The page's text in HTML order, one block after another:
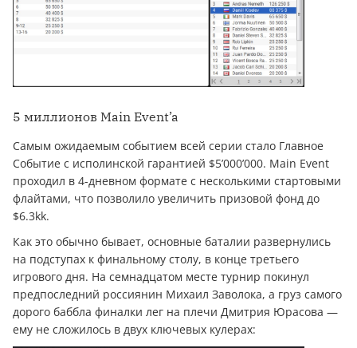
5 миллионов Main Event’a
Самым ожидаемым событием всей серии стало Главное
Событие с исполинской гарантией $5’000’000. Main Event
проходил в 4-дневном формате с несколькими стартовыми
флайтами, что позволило увеличить призовой фонд до
$6.3kk.
Как это обычно бывает, основные баталии развернулись
на подступах к финальному столу, в конце третьего
игрового дня. На семнадцатом месте турнир покинул
предпоследний россиянин Михаил Заволока, а груз самого
дорого баббла финалки лег на плечи Дмитрия Юрасова —
ему не сложилось в двух ключевых кулерах: